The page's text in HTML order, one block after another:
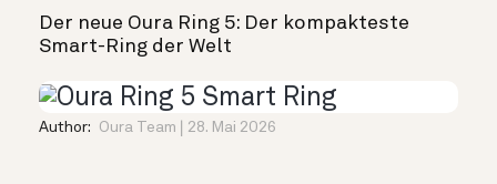
Der neue Oura Ring 5: Der kompakteste
Smart-Ring der Welt
Author: Oura Team 28. Mai 2026